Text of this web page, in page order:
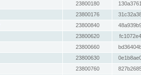
23800180
23800176
23800840
23800620
23800660
23800630
23800760